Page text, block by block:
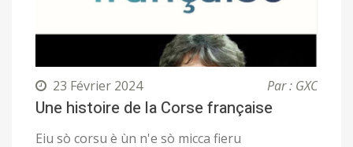
23 Février 2024 Par : GXC
Une histoire de la Corse française
Eiu sò corsu è ùn n'e sò micca fieru